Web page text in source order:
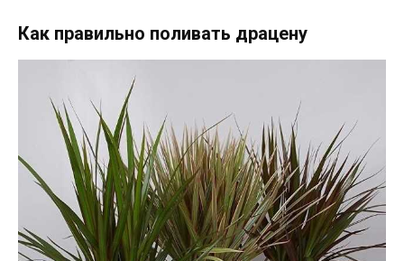
Как правильно поливать драцену